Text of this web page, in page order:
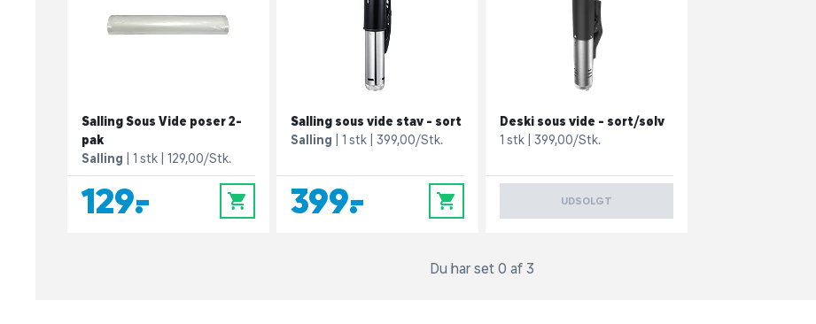
Salling Sous Vide poser 2-
pak
Salling
1 stk 129,00/Stk.
129,- 0
Salling sous vide stav - sort
Salling
1 stk 399,00/Stk.
399,- 0
Deski sous vide - sort/sølv
1 stk
399,00/Stk.
UDSOLGT
Du har set 0 af 3